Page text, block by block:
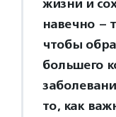
жизни и
навечно –
чтобы
большего
то, как